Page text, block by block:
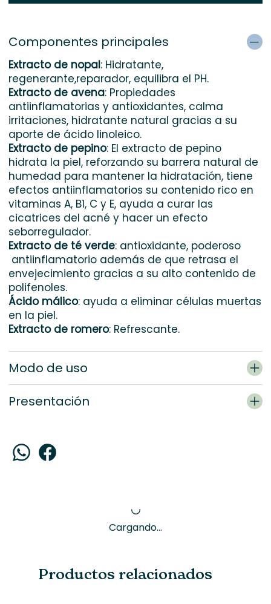
Componentes principales
Extracto de nopal: Hidratante,
regenerante,reparador, equilibra el PH.
Extracto de avena: Propiedades
antiinflamatorias y antioxidantes, calma
irritaciones, hidratante natural gracias a su
aporte de ácido linoleico.
Extracto de pepino: El extracto de pepino
hidrata la piel, reforzando su barrera natural de
humedad para mantener la hidratación, tiene
efectos antiinflamatorios su contenido rico en
vitaminas A, B1, C y E, ayuda a curar las
cicatrices del acné y hacer un efecto
seborregulador.
Extracto de té verde: antioxidante, poderoso
antiinflamatorio además de que retrasa el
envejecimiento gracias a su alto contenido de
polifenoles.
Ácido málico: ayuda a eliminar células muertas
en la piel.
Extracto de romero: Refrescante.
Modo de uso
Presentación
Cargando...
Productos relacionados